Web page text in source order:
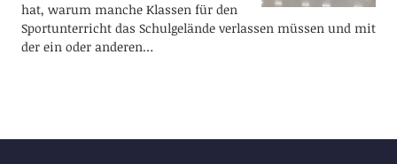
hat, warum manche Klassen für den
Sportunterricht das Schulgelände verlassen müssen und mit
der ein oder anderen…